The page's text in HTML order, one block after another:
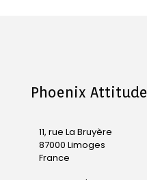
Phoenix Attitude
11, rue La Bruyère
87000 Limoges
France